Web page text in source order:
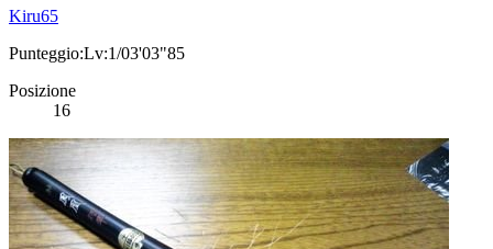
Kiru65
Punteggio:Lv:1/03'03"85
Posizione
16